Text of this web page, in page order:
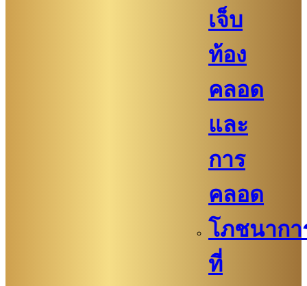
เจ็บ
ท้อง
คลอด
และ
การ
คลอด
โภชนากา
ที่